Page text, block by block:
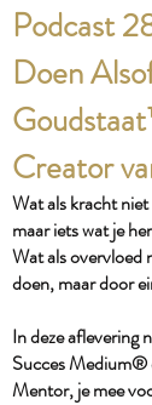
Podcast
Doen
Creator
Wat als kracht
maar iets wat je
Wat als overvloed
doen, maar door
In deze aflevering
Succes Medium®
Mentor, je mee